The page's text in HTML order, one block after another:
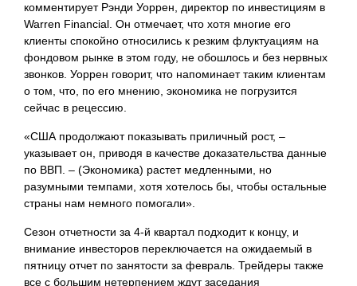
комментирует Рэнди Уоррен, директор по инвестициям в
Warren Financial. Он отмечает, что хотя многие его
клиенты спокойно относились к резким флуктуациям на
фондовом рынке в этом году, не обошлось и без нервных
звонков. Уоррен говорит, что напоминает таким клиентам
о том, что, по его мнению, экономика не погрузится
сейчас в рецессию.
«США продолжают показывать приличный рост, –
указывает он, приводя в качестве доказательства данные
по ВВП. – (Экономика) растет медленными, но
разумными темпами, хотя хотелось бы, чтобы остальные
страны нам немного помогали».
Сезон отчетности за 4-й квартал подходит к концу, и
внимание инвесторов переключается на ожидаемый в
пятницу отчет по занятости за февраль. Трейдеры также
все с большим нетерпением ждут заседания